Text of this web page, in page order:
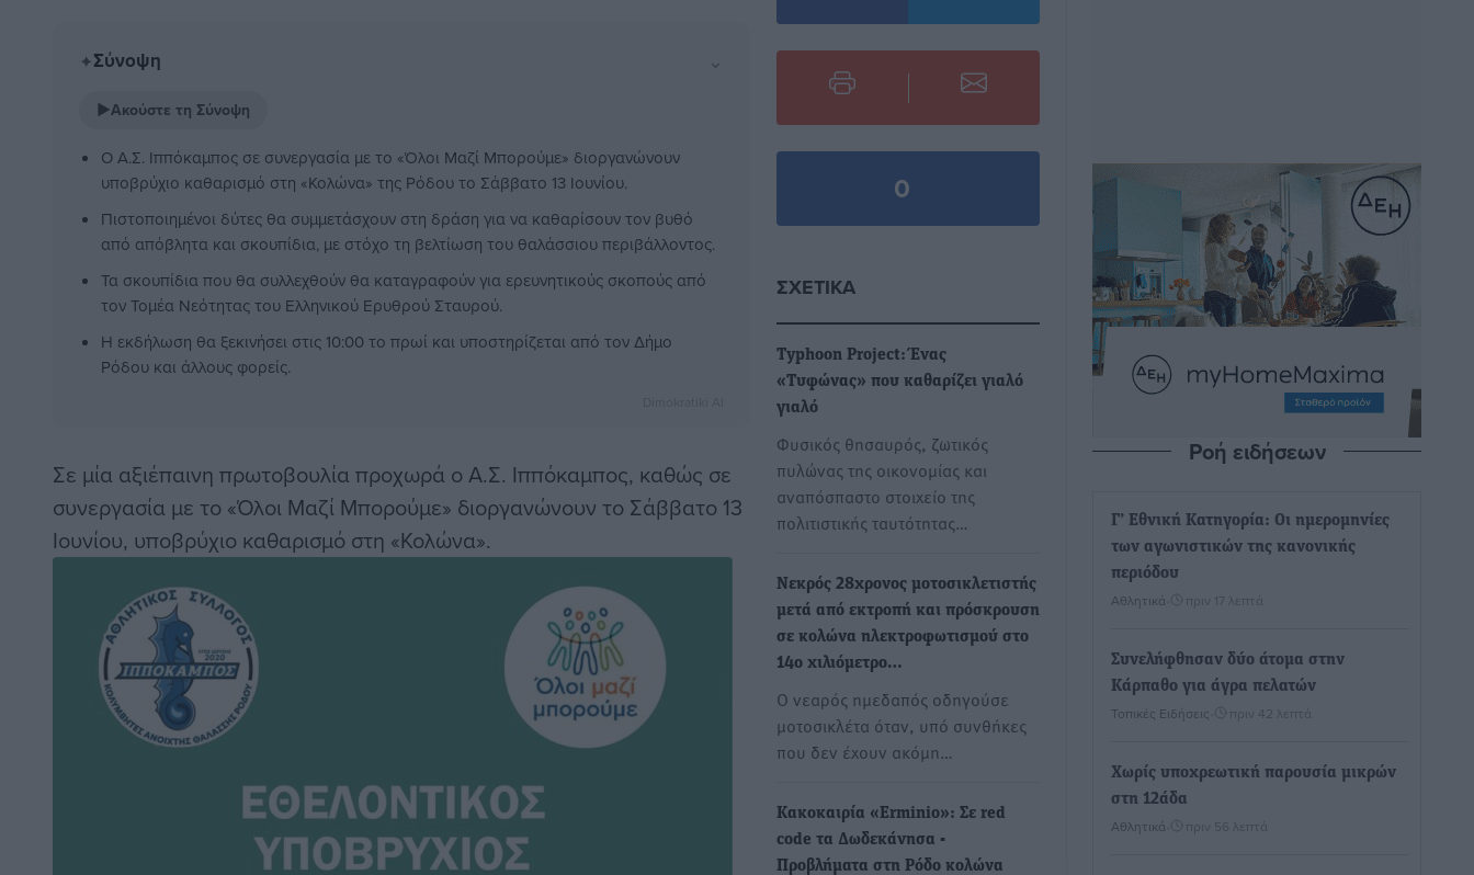
✦Σύνοψη ⌄
▶Ακούστε τη Σύνοψη
Ο Α.Σ. Ιππόκαμπος σε συνεργασία με το «Όλοι Μαζί Μπορούμε» διοργανώνουν
υποβρύχιο καθαρισμό στη «Κολώνα» της Ρόδου το Σάββατο 13 Ιουνίου.
Πιστοποιημένοι δύτες θα συμμετάσχουν στη δράση για να καθαρίσουν τον βυθό
από απόβλητα και σκουπίδια, με στόχο τη βελτίωση του θαλάσσιου περιβάλλοντος.
Τα σκουπίδια που θα συλλεχθούν θα καταγραφούν για ερευνητικούς σκοπούς από
τον Τομέα Νεότητας του Ελληνικού Ερυθρού Σταυρού.
Η εκδήλωση θα ξεκινήσει στις 10:00 το πρωί και υποστηρίζεται από τον Δήμο
Ρόδου και άλλους φορείς.
Σε μία αξιέπαινη πρωτοβουλία προχωρά ο Α.Σ. Ιππόκαμπος, καθώς σε
συνεργασία με το «Όλοι Μαζί Μπορούμε» διοργανώνουν το Σάββατο 13
Ιουνίου, υποβρύχιο καθαρισμό στη «Κολώνα».
0
ΣΧΕΤΙΚΆ
Typhoon Project: Ένας
«Τυφώνας» που καθαρίζει γιαλό
γιαλό
Φυσικός θησαυρός, ζωτικός
πυλώνας της οικονομίας και
αναπόσπαστο στοιχείο της
πολιτιστικής ταυτότητας…
Νεκρός 28χρονος μοτοσικλετιστής
μετά από εκτροπή και πρόσκρουση
σε κολώνα ηλεκτροφωτισμού στο
14ο χιλιόμετρο…
Ο νεαρός ημεδαπός οδηγούσε
μοτοσικλέτα όταν, υπό συνθήκες
που δεν έχουν ακόμη…
Κακοκαιρία «Erminio»: Σε red
code τα Δωδεκάνησα -
Προβλήματα στη Ρόδο κολώνα
Ροή ειδήσεων
Γ’ Εθνική Κατηγορία: Οι ημερομηνίες
των αγωνιστικών της κανονικής
περιόδου
Αθλητικά πριν 17 λεπτά
Συνελήφθησαν δύο άτομα στην
Κάρπαθο για άγρα πελατών
Τοπικές Ειδήσεις πριν 42 λεπτά
Χωρίς υποχρεωτική παρουσία μικρών
στη 12άδα
Αθλητικά πριν 56 λεπτά